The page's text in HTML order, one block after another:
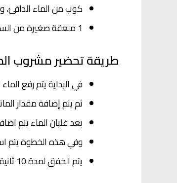
كوب من الماء
1 ملعقة صغيرة من السكر أو العسل، وتستطيع التحكم فيه على حسب الرغبة.
طريقة تحضير مشروب
في البداية يتم رفع
ثم يتم إضافة مقدار
بعد غليان الماء يتم
وفي هذه الخطوة يتم
يتم الخفق لمدة 10 ثانية وأخيرًا يتم إضافة السكر أو العسل.